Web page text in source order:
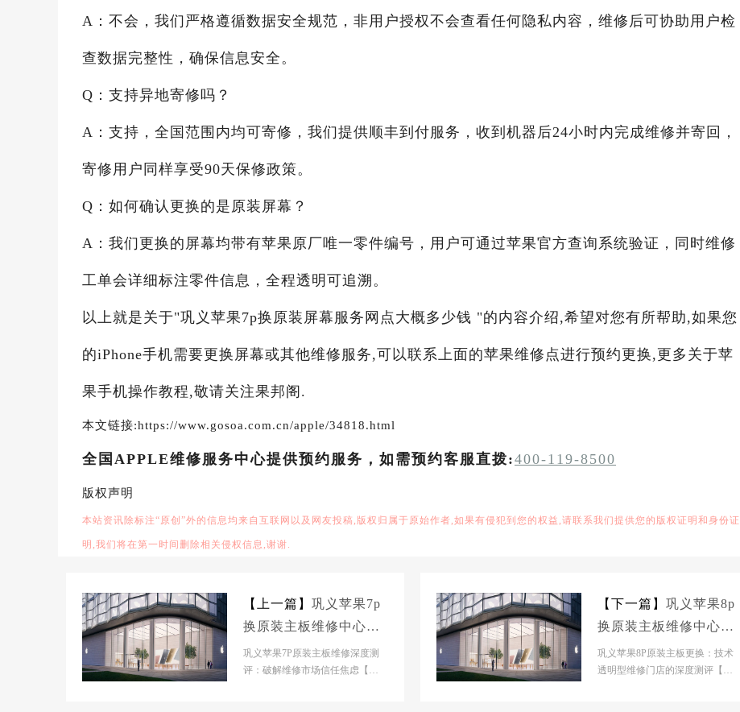
A：不会，我们严格遵循数据安全规范，非用户授权不会查看任何隐私内容，维修后可协助用户检
查数据完整性，确保信息安全。
Q：支持异地寄修吗？
A：支持，全国范围内均可寄修，我们提供顺丰到付服务，收到机器后24小时内完成维修并寄回，
寄修用户同样享受90天保修政策。
Q：如何确认更换的是原装屏幕？
A：我们更换的屏幕均带有苹果原厂唯一零件编号，用户可通过苹果官方查询系统验证，同时维修
工单会详细标注零件信息，全程透明可追溯。
以上就是关于"巩义苹果7p换原装屏幕服务网点大概多少钱 "的内容介绍,希望对您有所帮助,如果您
的iPhone手机需要更换屏幕或其他维修服务,可以联系上面的苹果维修点进行预约更换,更多关于苹
果手机操作教程,敬请关注果邦阁.
本文链接:https://www.gosoa.com.cn/apple/34818.html
全国APPLE维修服务中心提供预约服务，如需预约客服直拨:400-119-8500
版权声明
本站资讯除标注“原创”外的信息均来自互联网以及网友投稿,版权归属于原始作者,如果有侵犯到您的权益,请联系我们提供您的版权证明和身份证
明,我们将在第一时间删除相关侵权信息,谢谢.
【上一篇】 巩义苹果7p
换原装主板维修中心大
概多少钱
巩义苹果7P原装主板维修深度测
评：破解维修市场信任焦虑【巩
【下一篇】 巩义苹果8p
换原装主板维修中心大
概多少钱
巩义苹果8P原装主板更换：技术
透明型维修门店的深度测评【巩